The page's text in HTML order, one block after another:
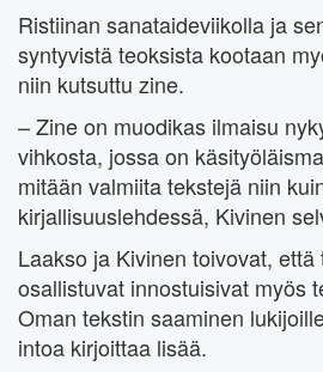
Ristiinan sanataideviikolla ja
syntyvistä teoksista kootaan
niin kutsuttu zine.
– Zine on muodikas ilmaisu
vihkosta, jossa on
mitään valmiita tekstejä niin
kirjallisuuslehdessä, Kivinen
Laakso ja Kivinen toivovat, että
osallistuvat innostuisivat myös
Oman tekstin saaminen
intoa kirjoittaa lisää.